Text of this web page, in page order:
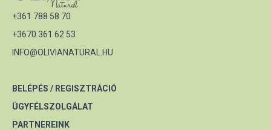
+361 788 58 70
+3670 361 62 53
INFO@OLIVIANATURAL.HU
BELÉPÉS / REGISZTRÁCIÓ
ÜGYFÉLSZOLGÁLAT
PARTNEREINK